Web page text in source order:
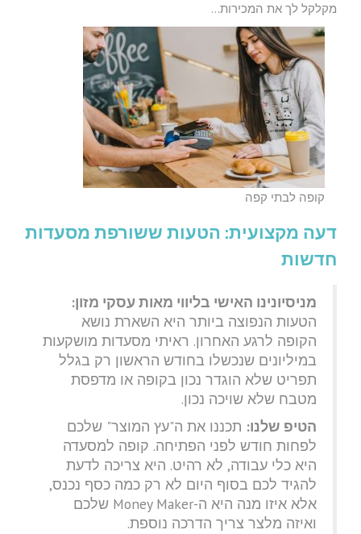
מקלקל לך את המכירות…
קופה לבתי קפה
דעה מקצועית: הטעות ששורפת מסעדות
חדשות
מניסיונינו האישי בליווי מאות עסקי מזון:
הטעות הנפוצה ביותר היא השארת נושא
הקופה לרגע האחרון. ראיתי מסעדות מושקעות
במיליונים שנכשלו בחודש הראשון רק בגלל
תפריט שלא הוגדר נכון בקופה או מדפסת
מטבח שלא שויכה נכון.
הטיפ שלנו: תכננו את ה"עץ המוצר" שלכם
לפחות חודש לפני הפתיחה. קופה למסעדה
היא כלי עבודה, לא רהיט. היא צריכה לדעת
להגיד לכם בסוף היום לא רק כמה כסף נכנס,
אלא איזו מנה היא ה-Money Maker שלכם
ואיזה מלצר צריך הדרכה נוספת.